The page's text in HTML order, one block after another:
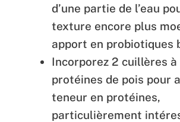
d’une partie de l’eau
texture encore plus
apport en probiotiques
Incorporez 2 cuillères à
protéines de pois pour
teneur en protéines,
particulièrement